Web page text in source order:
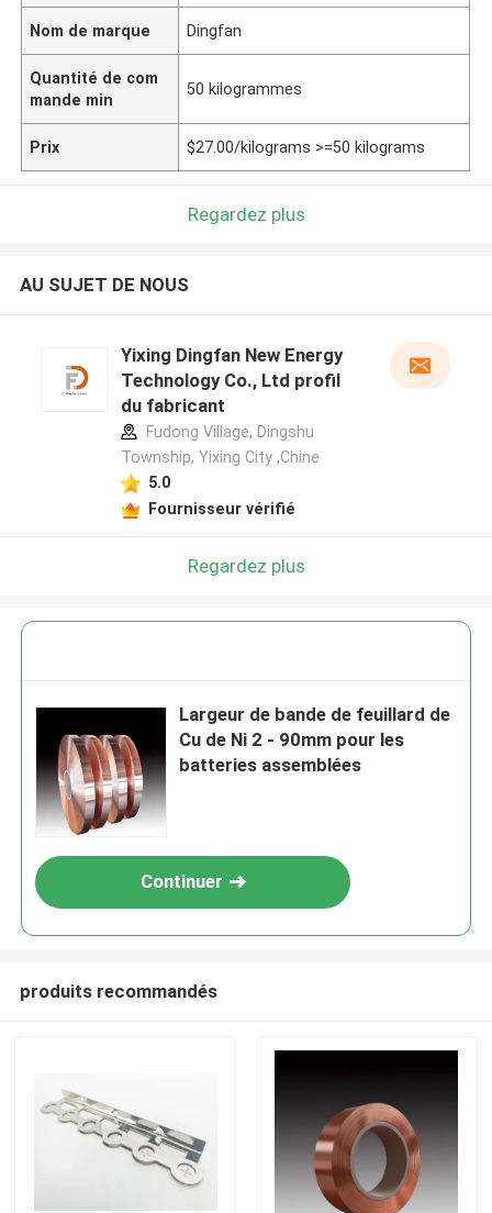
Nom de marque Dingfan
Quantité de com
mande min
50 kilogrammes
Prix $27.00/kilograms >=50 kilograms
Regardez plus
AU SUJET DE NOUS
Yixing Dingfan New Energy
Technology Co., Ltd profil
du fabricant
Fudong Village, Dingshu
Township, Yixing City ,Chine
5.0
Fournisseur vérifié
Regardez plus
Largeur de bande de feuillard de
Cu de Ni 2 - 90mm pour les
batteries assemblées
Continuer
produits recommandés